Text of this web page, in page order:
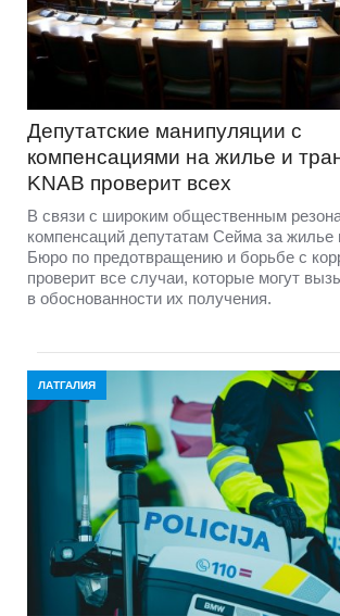
Депутатские манипуляции с
компенсациями на жилье и
KNAB проверит всех
В связи с широким общественным
компенсаций депутатам Сейма за жилье
Бюро по предотвращению и борьбе с
проверит все случаи, которые могут
в обоснованности их получения.
ЛАТГАЛИЯ